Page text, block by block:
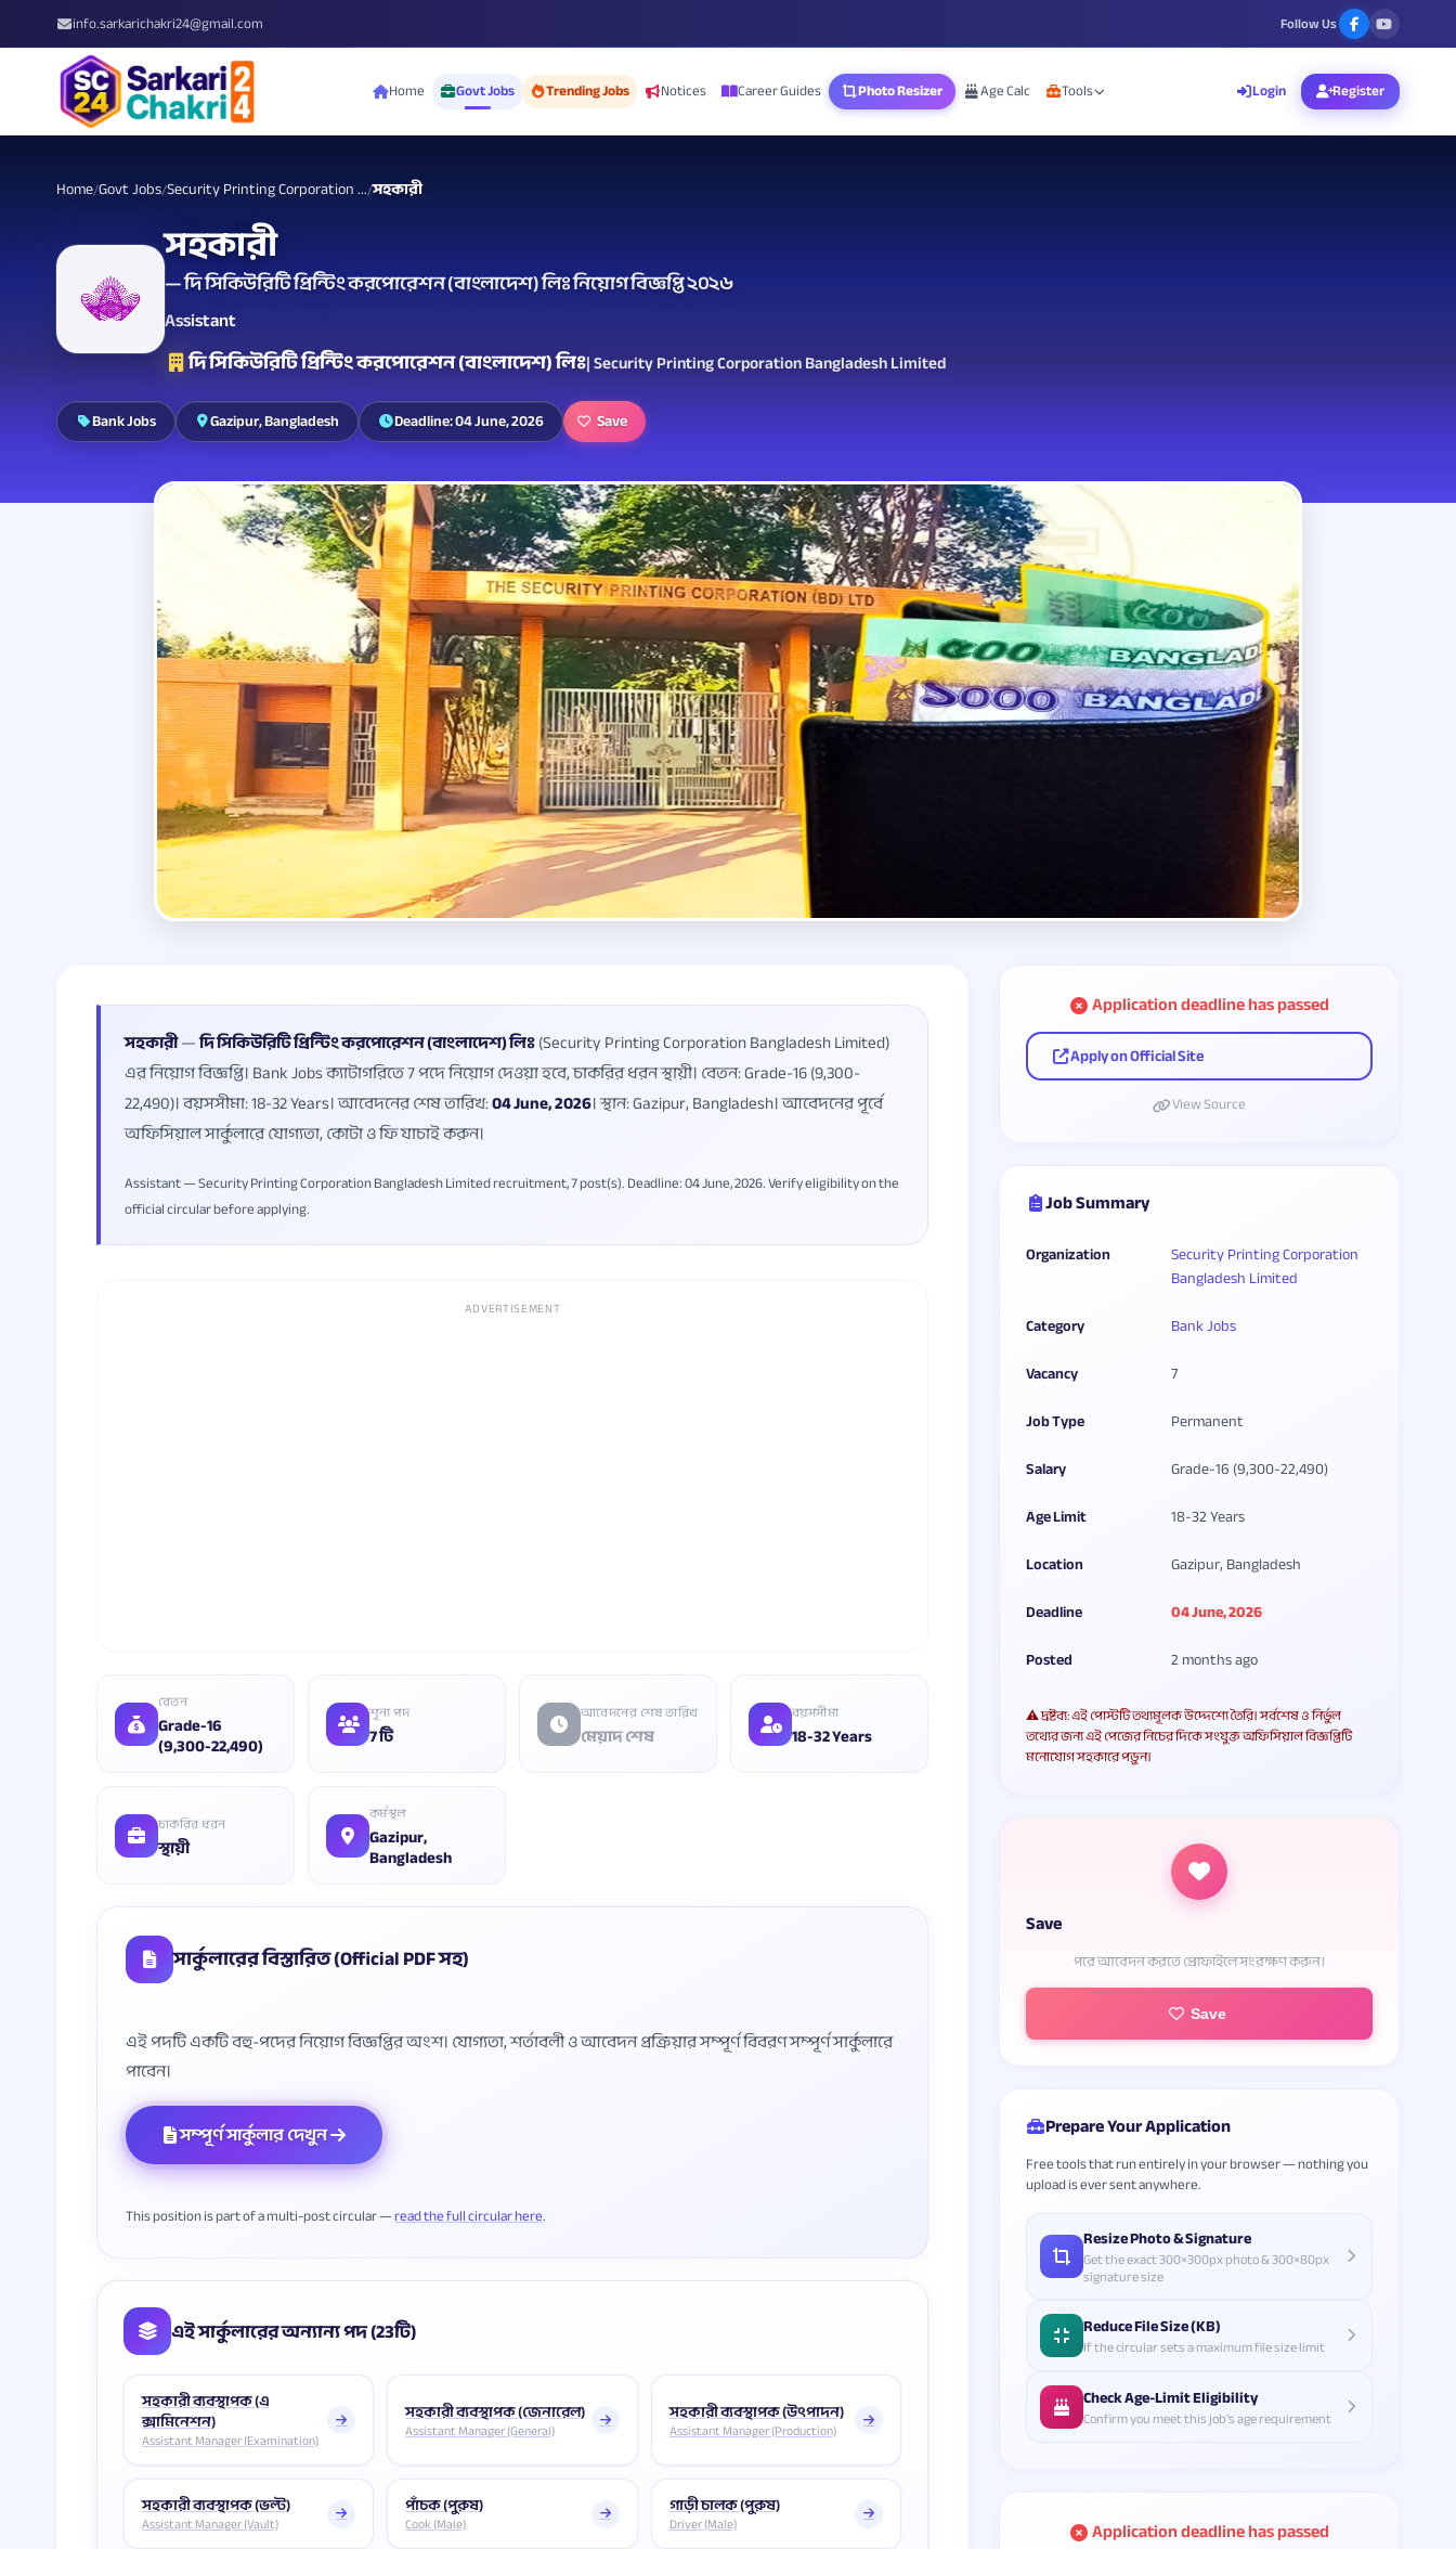
info.sarkarichakri24@gmail.com Follow Us
Home Govt Jobs Trending Jobs Notices Career Guides Photo Resizer Age Calc Tools Login Register
Home/Govt Jobs/Security Printing Corporation .../সহকারী
সহকারী
— দি সিকিউরিটি প্রিন্টিং করপোরেশন (বাংলাদেশ) লিঃ নিয়োগ বিজ্ঞপ্তি ২০২৬
Assistant
দি সিকিউরিটি প্রিন্টিং করপোরেশন (বাংলাদেশ) লিঃ| Security Printing Corporation Bangladesh Limited
Bank Jobs Gazipur, Bangladesh Deadline: 04 June, 2026 Save
সহকারী—দি সিকিউরিটি প্রিন্টিং করপোরেশন (বাংলাদেশ) লিঃ(Security Printing Corporation Bangladesh Limited)
এর নিয়োগ বিজ্ঞপ্তি। Bank Jobs ক্যাটাগরিতে 7 পদে নিয়োগ দেওয়া হবে, চাকরির ধরন স্থায়ী। বেতন: Grade-16 (9,300-
22,490)। বয়সসীমা: 18-32 Years। আবেদনের শেষ তারিখ:04 June, 2026। স্থান: Gazipur, Bangladesh। আবেদনের পূর্বে
অফিসিয়াল সার্কুলারে যোগ্যতা, কোটা ও ফি যাচাই করুন।
Assistant — Security Printing Corporation Bangladesh Limited recruitment, 7 post(s). Deadline: 04 June, 2026. Verify eligibility on the
official circular before applying.
ADVERTISEMENT
বেতন
Grade-16
(9,300-22,490)
শূন্য পদ
7 টি
আবেদনের শেষ তারিখ
মেয়াদ শেষ
বয়সসীমা
18-32 Years
চাকরির ধরন
স্থায়ী
কর্মস্থল
Gazipur,
Bangladesh
সার্কুলারের বিস্তারিত (Official PDF সহ)
এই পদটি একটি বহু-পদের নিয়োগ বিজ্ঞপ্তির অংশ। যোগ্যতা, শর্তাবলী ও আবেদন প্রক্রিয়ার সম্পূর্ণ বিবরণ সম্পূর্ণ সার্কুলারে
সম্পূর্ণ সার্কুলার দেখুন
This position is part of a multi-post circular —read the full circular here
এই সার্কুলারের অন্যান্য পদ (23টি)
সহকারী ব্যবস্থাপক (এ
ক্সামিনেশন)
Assistant Manager (Examination)
সহকারী ব্যবস্থাপক (জেনারেল)
Assistant Manager (General)
সহকারী ব্যবস্থাপক (উৎপাদন)
Assistant Manager (Production)
সহকারী ব্যবস্থাপক (ভল্ট)
Assistant Manager (Vault)
পাঁচক (পুরুষ)
Cook (Male)
গাড়ী চালক (পুরুষ)
Driver (Male)
Application deadline has passed
Apply on Official Site
View Source
Job Summary
Organization
Security Printing Corporation
Bangladesh Limited
Category
Bank Jobs
Vacancy
7
Job Type
Permanent
Salary
Grade-16 (9,300-22,490)
Age Limit
18-32 Years
Location
Gazipur, Bangladesh
Deadline
04 June, 2026
Posted
2 months ago
⚠️ দ্রষ্টব্য: এই পোস্টটি তথ্যমূলক উদ্দেশ্যে তৈরি। সর্বশেষ ও নির্ভুল
তথ্যের জন্য এই পেজের নিচের দিকে সংযুক্ত অফিসিয়াল বিজ্ঞপ্তিটি
মনোযোগ সহকারে পড়ুন।
Save
পরে আবেদন করতে প্রোফাইলে সংরক্ষণ করুন।
Save
Prepare Your Application
Free tools that run entirely in your browser — nothing you
upload is ever sent anywhere.
Resize Photo & Signature
Get the exact 300×300px photo & 300×80px
signature size
Reduce File Size (KB)
If the circular sets a maximum file size limit
Check Age-Limit Eligibility
Confirm you meet this job's age requirement
Application deadline has passed